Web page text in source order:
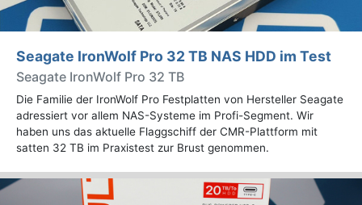
Seagate IronWolf Pro 32 TB NAS HDD im Test
Seagate IronWolf Pro 32 TB
Die Familie der IronWolf Pro Festplatten von Hersteller Seagate
adressiert vor allem NAS-Systeme im Profi-Segment. Wir
haben uns das aktuelle Flaggschiff der CMR-Plattform mit
satten 32 TB im Praxistest zur Brust genommen.